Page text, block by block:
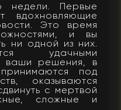
недели. Первые
вдохновляющие
Это время
и вы
ни одной из них.
удачными
ваши решения, в
под
оказываются
с мертвой
сложные и